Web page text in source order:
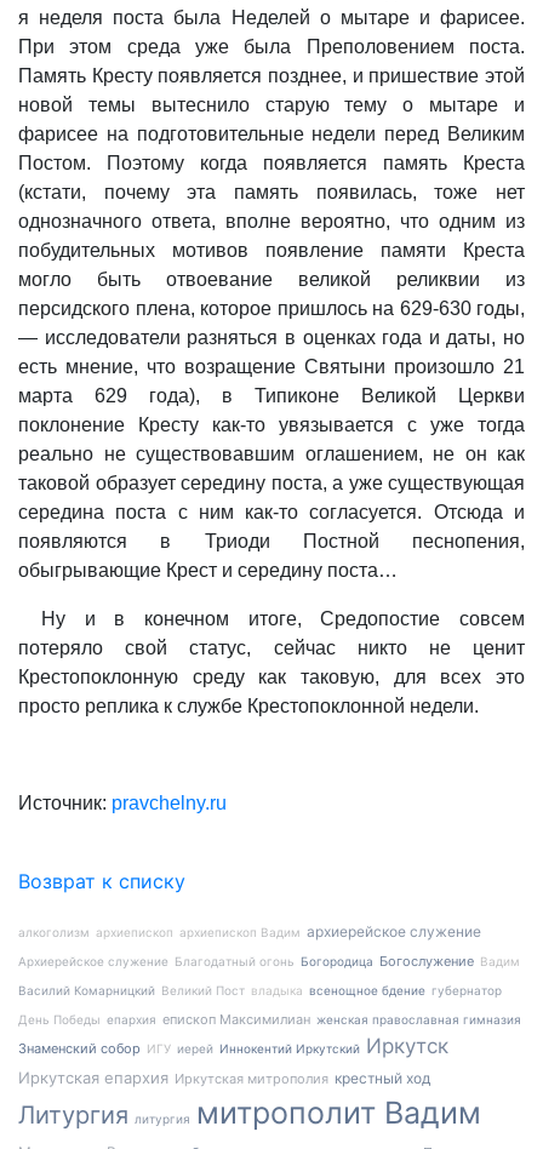
я неделя поста была Неделей о мытаре и фарисее.
При этом среда уже была Преполовением поста.
Память Кресту появляется позднее, и пришествие этой
новой темы вытеснило старую тему о мытаре и
фарисее на подготовительные недели перед Великим
Постом. Поэтому когда появляется память Креста
(кстати, почему эта память появилась, тоже нет
однозначного ответа, вполне вероятно, что одним из
побудительных мотивов появление памяти Креста
могло быть отвоевание великой реликвии из
персидского плена, которое пришлось на 629-630 годы,
— исследователи разняться в оценках года и даты, но
есть мнение, что возращение Святыни произошло 21
марта 629 года), в Типиконе Великой Церкви
поклонение Кресту как-то увязывается с уже тогда
реально не существовавшим оглашением, не он как
таковой образует середину поста, а уже существующая
середина поста с ним как-то согласуется. Отсюда и
появляются в Триоди Постной песнопения,
обыгрывающие Крест и середину поста…
Ну и в конечном итоге, Средопостие совсем
потеряло свой статус, сейчас никто не ценит
Крестопоклонную среду как таковую, для всех это
просто реплика к службе Крестопоклонной недели.
Источник: pravchelny.ru
Возврат к списку
алкоголизм архиепископ архиепископ Вадим архиерейское служение
Архиерейское служение Благодатный огонь Богородица Богослужение Вадим
Василий Комарницкий Великий Пост владыка всенощное бдение губернатор
День Победы епархия епископ Максимилиан женская православная гимназия
Знаменский собор ИГУ иерей Иннокентий Иркутский Иркутск
Иркутская епархия Иркутская митрополия крестный ход
Литургия литургия митрополит Вадим